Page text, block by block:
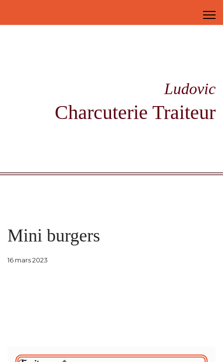
Ludovic
Charcuterie Traiteur
Mini burgers
16 mars 2023